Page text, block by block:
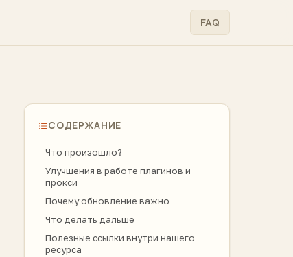
FAQ
СОДЕРЖАНИЕ
Что произошло?
Улучшения в работе плагинов и
прокси
Почему обновление важно
Что делать дальше
Полезные ссылки внутри нашего
ресурса